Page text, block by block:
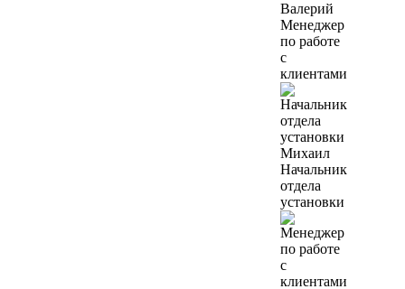
Валерий
Менеджер
по работе
с
клиентами
Михаил
Начальник
отдела
установки